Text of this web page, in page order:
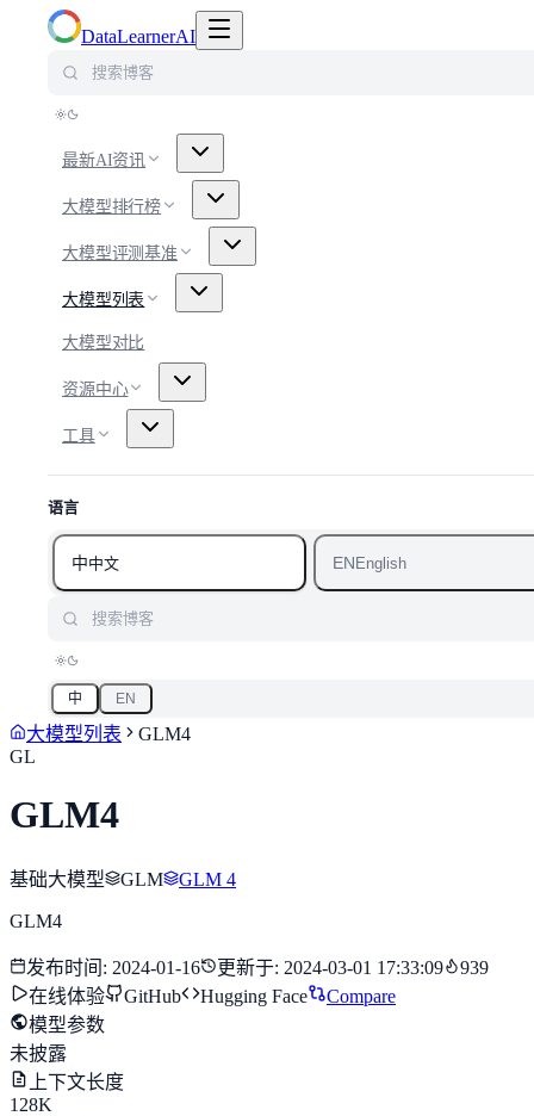
DataLearnerAI
最新AI资讯
大模型排行榜
大模型评测基准
大模型列表
大模型对比
资源中心
工具
语言
中中文 ENEnglish
中 EN
大模型列表
GLM4
GL
GLM4
基础大模型 GLM GLM 4
GLM4
发布时间 : 2024-01-16 更新于: 2024-03-01 17:33:09
939
在线体验
GitHub Hugging Face
Compare
模型参数
未披露
上下文长度
128K